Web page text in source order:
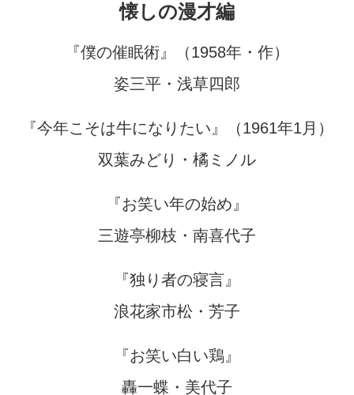
懐しの漫才編
『僕の催眠術』（1958年・作）
姿三平・浅草四郎
『今年こそは牛になりたい』（1961年1月）
双葉みどり・橘ミノル
『お笑い年の始め』
三遊亭柳枝・南喜代子
『独り者の寝言』
浪花家市松・芳子
『お笑い白い鶏』
轟一蝶・美代子